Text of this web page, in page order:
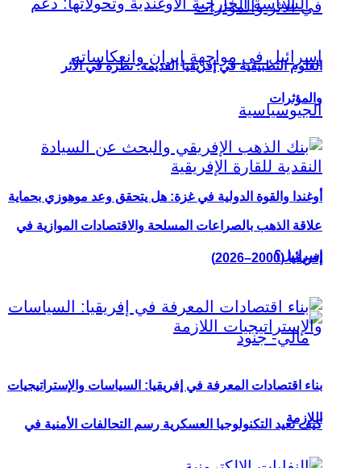
أوغندا والقوة الدولية في غزة: هل يتحقق وعد موهوزي بحماية
إسرائيل؟
كيف تعيد التكنولوجيا العسكرية رسم التحالفات الأمنية في
العلوم التطبيقية في إفريقيا القديمة: نظرة في الأثر
والمؤثرات
علاقة الذهب بالصراعات المسلحة والاقتصادات الموازية في
إفريقيا (2000–2026)
بناء اقتصادات المعرفة في إفريقيا: السياسات والإستراتيجيات
اللازمة